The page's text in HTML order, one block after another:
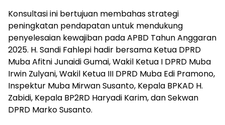
Konsultasi ini bertujuan membahas strategi
peningkatan pendapatan untuk mendukung
penyelesaian kewajiban pada APBD Tahun Anggaran
2025. H. Sandi Fahlepi hadir bersama Ketua DPRD
Muba Afitni Junaidi Gumai, Wakil Ketua I DPRD Muba
Irwin Zulyani, Wakil Ketua III DPRD Muba Edi Pramono,
Inspektur Muba Mirwan Susanto, Kepala BPKAD H.
Zabidi, Kepala BP2RD Haryadi Karim, dan Sekwan
DPRD Marko Susanto.